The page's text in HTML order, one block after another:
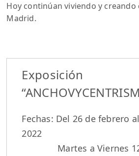
Hoy continúan viviendo y creando
Madrid.
Exposición
Fechas: Del 26 de febrero
2022
Martes a Viernes